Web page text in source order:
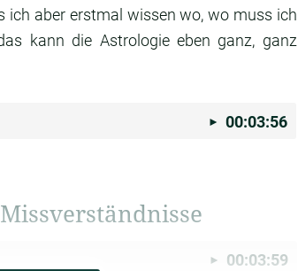
ich aber erstmal wissen wo,wo muss ich
kann die Astrologie eben ganz, ganz
00:03:56
00:03:59